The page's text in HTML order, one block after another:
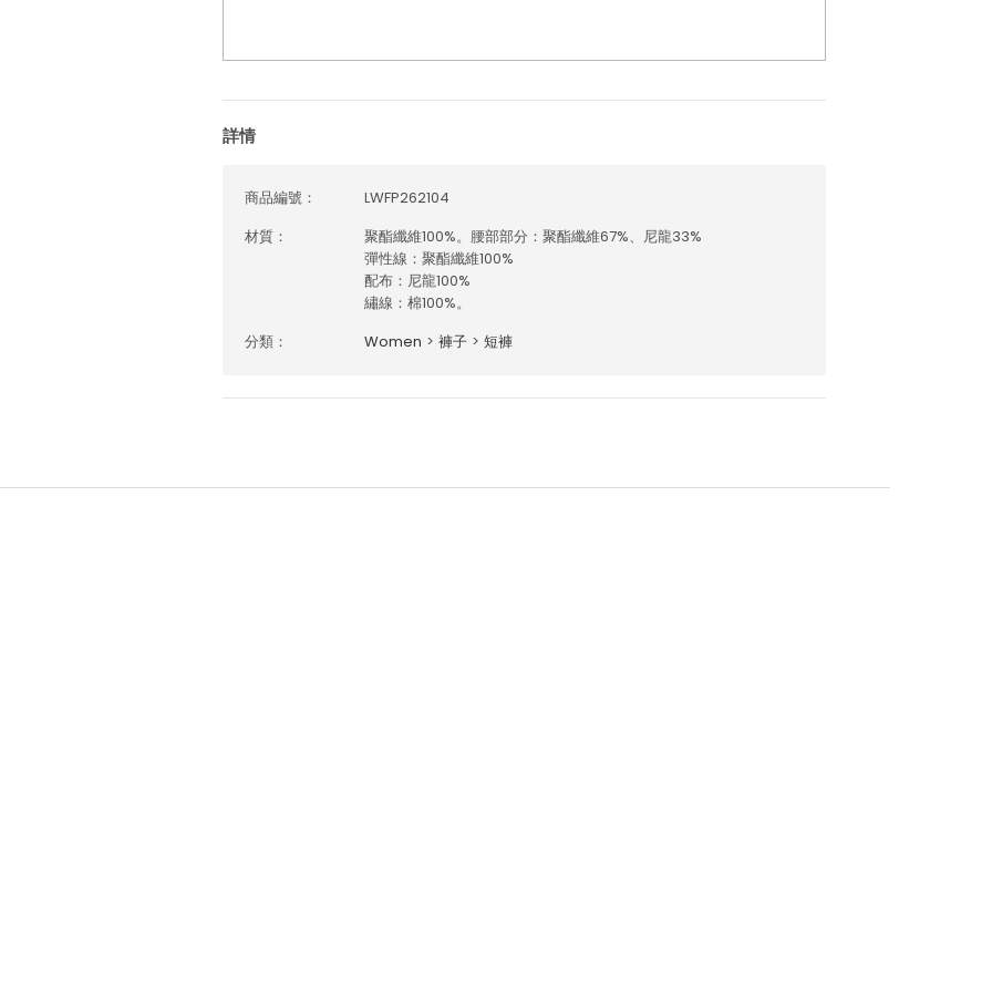
詳情
商品編號：
LWFP262104
材質：
聚酯纖維100%。腰部部分：聚酯纖維67%、尼龍33%
彈性線：聚酯纖維100%
配布：尼龍100%
繡線：棉100%。
分類：
Women > 褲子 > 短褲